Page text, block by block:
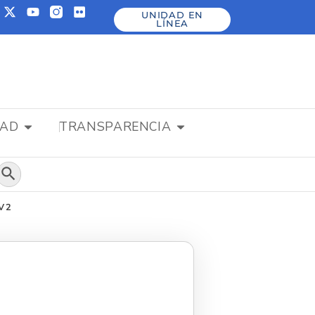
UNIDAD EN
LÍNEA
TRANSPARENCIA
de búsqueda